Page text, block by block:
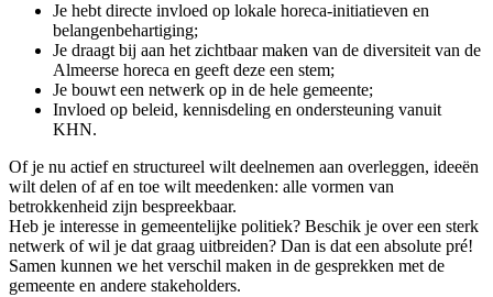
Je hebt directe invloed op lokale horeca-initiatieven en
belangenbehartiging;
Je draagt bij aan het zichtbaar maken van de diversiteit van de
Almeerse horeca en geeft deze een stem;
Je bouwt een netwerk op in de hele gemeente;
Invloed op beleid, kennisdeling en ondersteuning vanuit
KHN.
Of je nu actief en structureel wilt deelnemen aan overleggen, ideeën
wilt delen of af en toe wilt meedenken: alle vormen van
betrokkenheid zijn bespreekbaar.
Heb je interesse in gemeentelijke politiek? Beschik je over een sterk
netwerk of wil je dat graag uitbreiden? Dan is dat een absolute pré!
Samen kunnen we het verschil maken in de gesprekken met de
gemeente en andere stakeholders.